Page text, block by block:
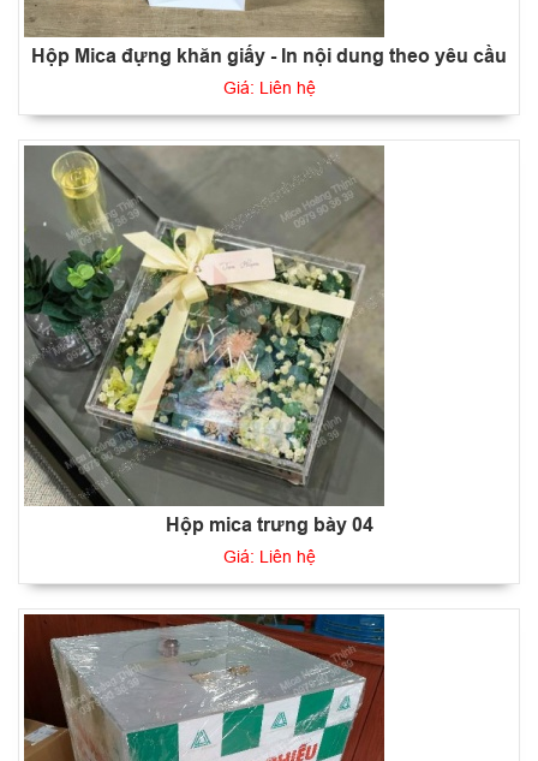
Hộp Mica đựng khăn giấy - In nội dung theo yêu cầu
Giá: Liên hệ
Hộp mica trưng bày 04
Giá: Liên hệ